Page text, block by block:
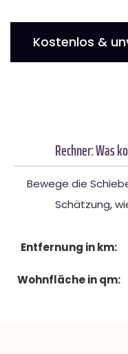
Kostenlos &
Rechner: Was
Bewege die
Schätzung,
Entfernung in km:
Wohnfläche in qm: